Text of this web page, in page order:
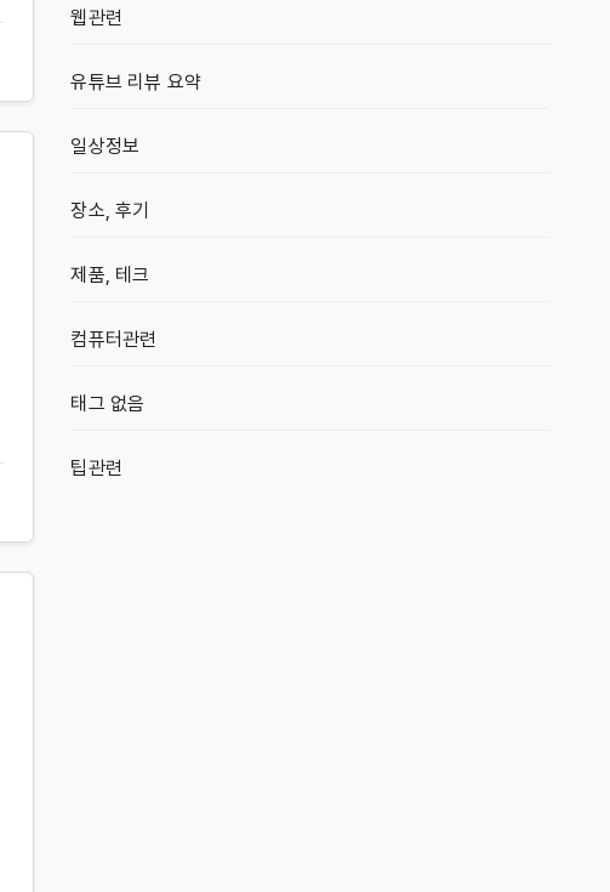
웹관련
유튜브 리뷰 요약
일상정보
장소, 후기
제품, 테크
컴퓨터관련
태그 없음
팁관련